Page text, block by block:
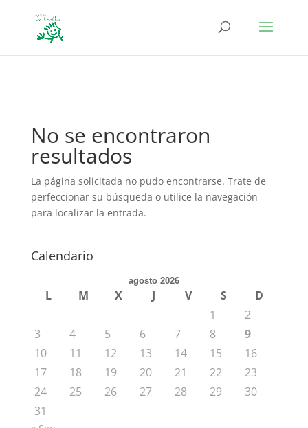
No se encontraron
resultados
La página solicitada no pudo encontrarse. Trate de
perfeccionar su búsqueda o utilice la navegación
para localizar la entrada.
Calendario
agosto 2026
L M X J V S
D
1
2
3
4 5 6 7 8
9
10
11 12 13 14 15
16
17
18 19 20 21 22
23
24
25 26 27 28 29
30
31